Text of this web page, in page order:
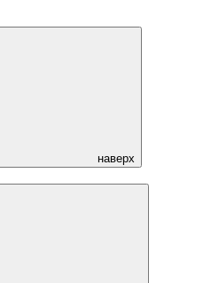
наверх